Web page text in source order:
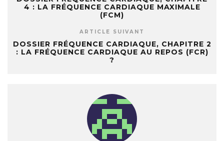
4 : LA FRÉQUENCE CARDIAQUE MAXIMALE
(FCM)
ARTICLE SUIVANT
DOSSIER FRÉQUENCE CARDIAQUE, CHAPITRE 2
: LA FRÉQUENCE CARDIAQUE AU REPOS (FCR)
?